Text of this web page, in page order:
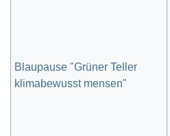
Blaupause "Grüner Teller
klimabewusst mensen"